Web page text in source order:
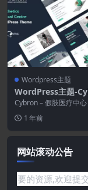
Wordpress主题
WordPress主题-
0.2–假肢医疗中心
s主题
Cybron – 假肢医疗中心
s 主题专为医疗中心...
1 年前
网站滚动公告
你需要的资源,欢